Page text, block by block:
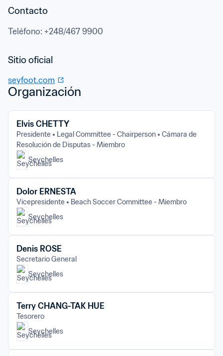
Contacto
Teléfono: +248/467 9900
seyfoot.com
Organización
Elvis CHETTY
Presidente Legal Committee - Chairperson
Cámara de
Resolución de Disputas - Miembro
Seychelles
Dolor ERNESTA
Vicepresidente
Beach Soccer Committee - Miembro
Seychelles
Denis ROSE
Secretario General
Seychelles
Terry CHANG-TAK HUE
Tesorero
Seychelles